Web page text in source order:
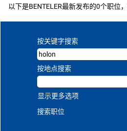
以下是BENTELER最新发布的0个职位
按关键字搜索
按地点搜索
显示更多选项